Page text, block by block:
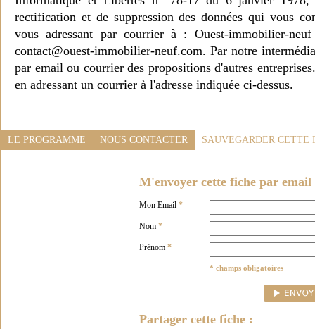
rectification et de suppression des données qui vous
vous adressant par courrier à : Ouest-immobilier-
contact@ouest-immobilier-neuf.com. Par notre
par email ou courrier des propositions d'autres
en adressant un courrier à l'adresse indiquée ci-dessus.
LE PROGRAMME NOUS CONTACTER SAUVEGARDER CETTE
M'envoyer cette fiche par email
Mon Email *
Nom *
Prénom *
* champs obligatoires
Partager cette fiche :